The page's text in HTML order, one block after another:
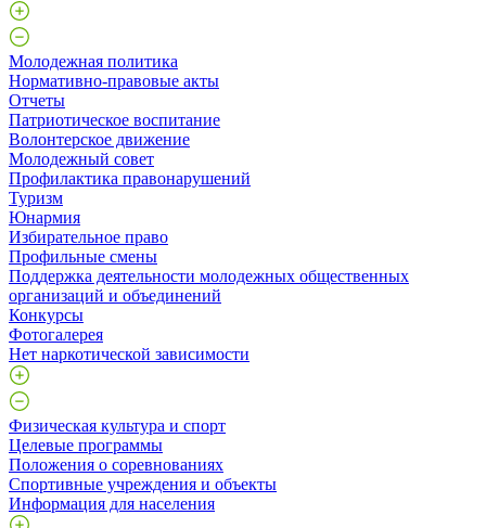
Молодежная политика
Нормативно-правовые акты
Отчеты
Патриотическое воспитание
Волонтерское движение
Молодежный совет
Профилактика правонарушений
Туризм
Юнармия
Избирательное право
Профильные смены
Поддержка деятельности молодежных общественных
организаций и объединений
Конкурсы
Фотогалерея
Нет наркотической зависимости
Физическая культура и спорт
Целевые программы
Положения о соревнованиях
Спортивные учреждения и объекты
Информация для населения